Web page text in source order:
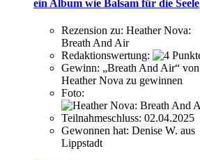
ein Album wie Balsam für die Seele
Rezension zu: Heather Nova:
Breath And Air
Redaktionswertung:
Gewinn: „Breath And Air“ von
Heather Nova zu gewinnen
Foto:
Teilnahmeschluss: 02.04.2025
Gewonnen hat: Denise W. aus
Lippstadt